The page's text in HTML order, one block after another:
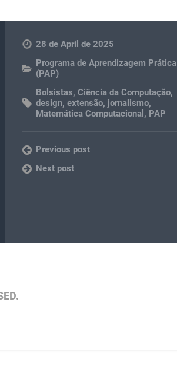
28 de April de 2025
Programa de Aprendizagem Prática
(PAP)
Bolsistas,Ciência da Computação,
design,extensão, jornalismo,
Matemática Computacional , PAP
Previous post
Next post